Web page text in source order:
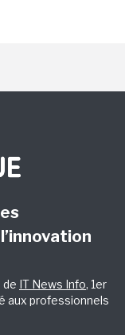
de IT News Info, 1er
aux professionnels